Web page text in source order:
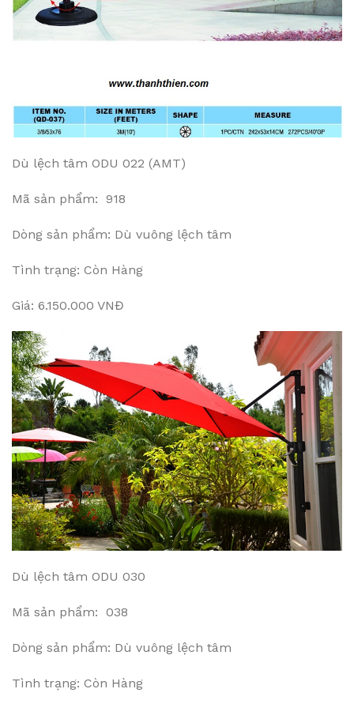
Dù lệch tâm ODU 022 (AMT)
Mã sản phẩm: 918
Dòng sản phẩm: Dù vuông lệch tâm
Tình trạng: Còn Hàng
Giá: 6.150.000 VNĐ
Dù lệch tâm ODU 030
Mã sản phẩm: 038
Dòng sản phẩm: Dù vuông lệch tâm
Tình trạng: Còn Hàng